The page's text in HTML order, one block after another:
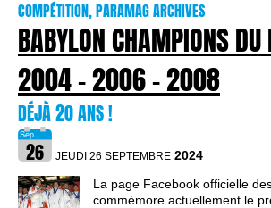
COMPÉTITION, PARAMAG ARCHIVES
BABYLON CHAMPIONS DU
2004 - 2006 - 2008
DÉJÀ 20 ANS !
JEUDI 26 SEPTEMBRE 2024
La page Facebook officielle
commémore actuellement le